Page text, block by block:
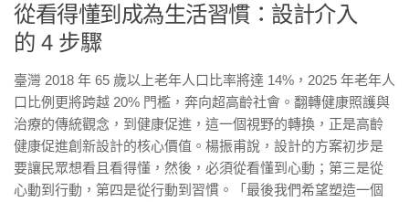
從看得懂到成為生活習慣：設計介入
的 4 步驟
臺灣 2018 年 65 歲以上老年人口比率將達 14%，2025 年老年人
口比例更將跨越 20% 門檻，奔向超高齡社會。翻轉健康照護與
治療的傳統觀念，到健康促進，這一個視野的轉換，正是高齡
健康促進創新設計的核心價值。楊振甫說，設計的方案初步是
要讓民眾想看且看得懂，然後，必須從看懂到心動；第三是從
心動到行動，第四是從行動到習慣。「最後我們希望塑造一個